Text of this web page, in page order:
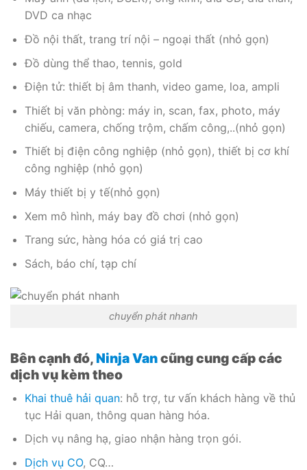
DVD ca nhạc
Đồ nội thất, trang trí nội – ngoại thất (nhỏ gọn)
Đồ dùng thể thao, tennis, gold
Điện tử: thiết bị âm thanh, video game, loa, ampli
Thiết bị văn phòng: máy in, scan, fax, photo, máy
chiếu, camera, chống trộm, chấm công,..(nhỏ gọn)
Thiết bị điện công nghiệp (nhỏ gọn), thiết bị cơ khí
công nghiệp (nhỏ gọn)
Máy thiết bị y tế(nhỏ gọn)
Xem mô hình, máy bay đồ chơi (nhỏ gọn)
Trang sức, hàng hóa có giá trị cao
Sách, báo chí, tạp chí
chuyển phát nhanh
Bên cạnh đó,Ninja Vancũng cung cấp các
dịch vụ kèm theo
Khai thuê hải quan: hỗ trợ, tư vấn khách hàng về thủ
tục Hải quan, thông quan hàng hóa.
Dịch vụ nâng hạ, giao nhận hàng trọn gói.
Dịch vụ CO, CQ…